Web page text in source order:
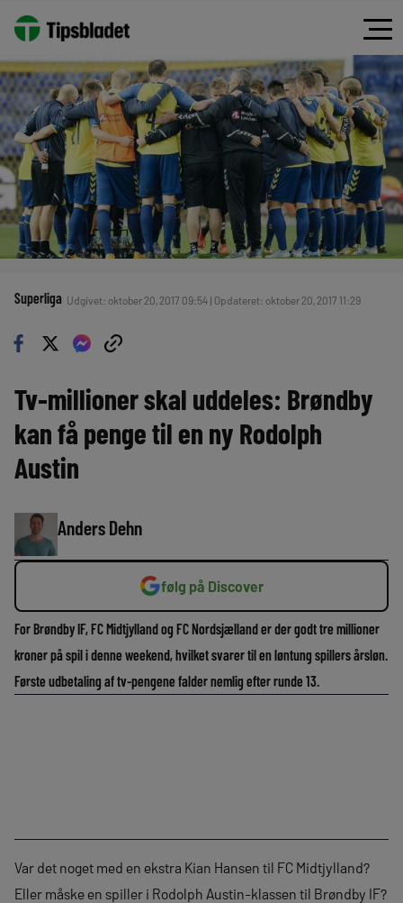
Superliga Udgivet: oktober 20, 2017 09:54 | Opdateret: oktober 20, 2017 11:29
Tv-millioner skal uddeles: Brøndby
kan få penge til en ny Rodolph
Austin
Anders Dehn
følg på Discover
For Brøndby IF, FC Midtjylland og FC Nordsjælland er der godt tre millioner
kroner på spil i denne weekend, hvilket svarer til en løntung spillers årsløn.
Første udbetaling af tv-pengene falder nemlig efter runde 13.
Var det noget med en ekstra Kian Hansen til FC Midtjylland?
Eller måske en spiller i Rodolph Austin-klassen til Brøndby IF?